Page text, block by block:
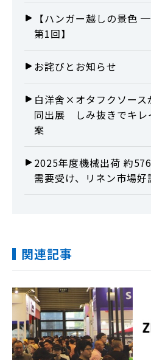
【ハンガー越しの景色
第1回】
お詫びとお知らせ
白洋舍×オタフクソース
同出展 しみ抜きでキレ
案
2025年度機械出荷 約
需要受け、リネン市場好
関連記事